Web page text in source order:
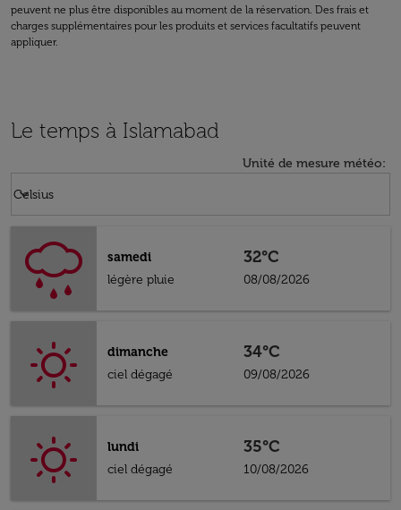
peuvent ne plus être disponibles au moment de la réservation. Des frais et
charges supplémentaires pour les produits et services facultatifs peuvent
appliquer.
Le temps à Islamabad
Unité de mesure météo:
Celsius
keyboard_arrow_down
samedi
légère pluie
32°C
08/08/2026
dimanche
ciel dégagé
34°C
09/08/2026
lundi
ciel dégagé
35°C
10/08/2026